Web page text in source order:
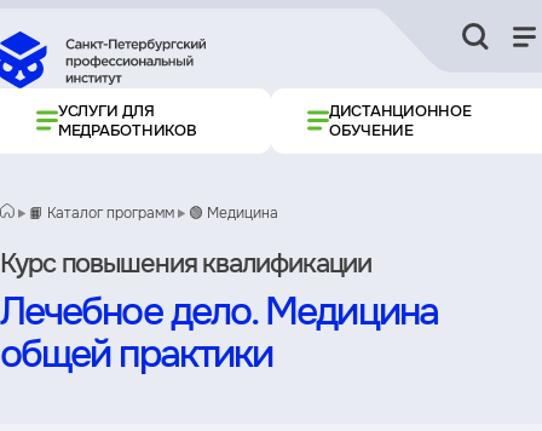
УСЛУГИ ДЛЯ
МЕДРАБОТНИКОВ
ДИСТАНЦИОННОЕ
ОБУЧЕНИЕ
📙 Каталог программ 🟢 Медицина
Курс повышения квалификации
Лечебное дело. Медицина
общей практики